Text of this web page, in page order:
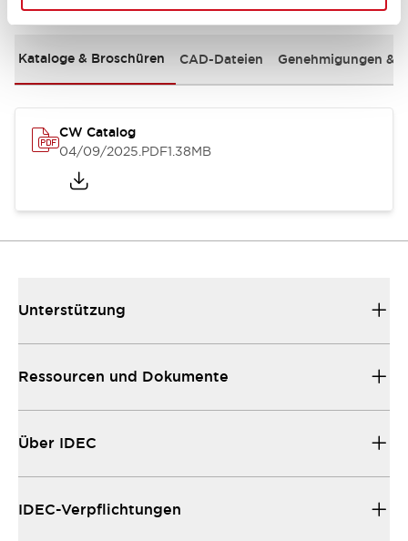
Kataloge & Broschüren CAD-Dateien Genehmigungen &
CW Catalog
04/09/2025.PDF1.38MB
Unterstützung
Ressourcen und Dokumente
Über IDEC
IDEC-Verpflichtungen